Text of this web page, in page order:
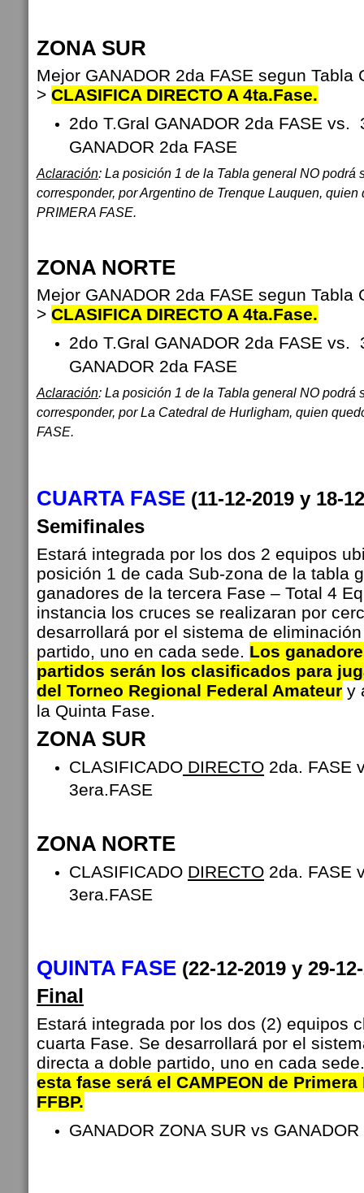
ZONA SUR
Mejor GANADOR 2da FASE segun Tabla
> CLASIFICA DIRECTO A 4ta.Fase.
2do T.Gral GANADOR 2da FASE vs.
GANADOR 2da FASE
Aclaración: La posición 1 de la Tabla general NO podrá
corresponder, por Argentino de Trenque Lauquen, quien
PRIMERA FASE.
ZONA NORTE
Mejor GANADOR 2da FASE segun Tabla
> CLASIFICA DIRECTO A 4ta.Fase.
2do T.Gral GANADOR 2da FASE vs.
GANADOR 2da FASE
Aclaración: La posición 1 de la Tabla general NO podrá
corresponder, por La Catedral de Hurligham, quien
FASE.
CUARTA FASE (11-12-2019 y
Semifinales
Estará integrada por los dos 2 equipos
posición 1 de cada Sub-zona de la tabla
ganadores de la tercera Fase – Total 4
instancia los cruces se realizaran por
desarrollará por el sistema de
partido, uno en cada sede. Los
partidos serán los clasificados para
del Torneo Regional Federal Amateur y
la Quinta Fase.
ZONA SUR
CLASIFICADO DIRECTO 2da. FASE
3era.FASE
ZONA NORTE
CLASIFICADO DIRECTO 2da. FASE
3era.FASE
QUINTA FASE (22-12-2019 y 29-
Final
Estará integrada por los dos (2) equipos
cuarta Fase. Se desarrollará por el
directa a doble partido, uno en cada
esta fase será el CAMPEON de
FFBP.
GANADOR ZONA SUR vs